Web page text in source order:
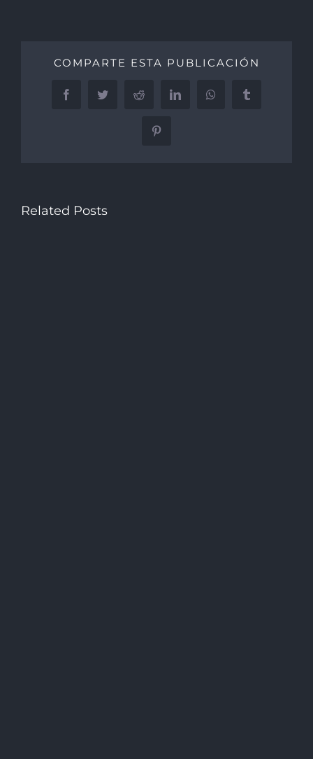
COMPARTE ESTA PUBLICACIÓN
FacebookTwitter Reddit LinkedInWhatsAppTumblr
Pinterest
Related Posts